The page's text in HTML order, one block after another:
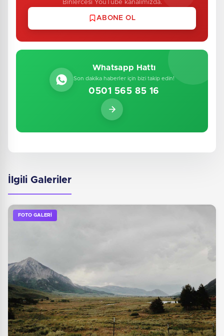
Binlercesi YouTube kanalımızda.
ABONE OL
Whatsapp Hattı
Son dakika haberler için bizi takip edin!
0501 565 85 16
İlgili Galeriler
FOTO GALERİ